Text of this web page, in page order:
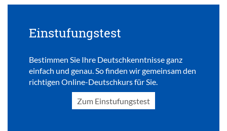
Einstufungstest
Bestimmen Sie Ihre Deutschkenntnisse ganz
einfach und genau. So finden wir gemeinsam den
richtigen Online-Deutschkurs für Sie.
Zum Einstufungstest